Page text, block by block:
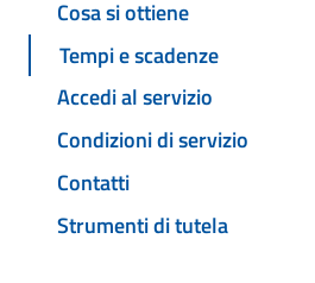
Cosa si ottiene
Tempi e scadenze
Accedi al servizio
Condizioni di servizio
Contatti
Strumenti di tutela